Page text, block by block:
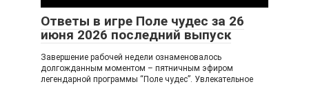
Ответы в игре Поле чудес за 26
июня 2026 последний выпуск
Завершение рабочей недели ознаменовалось
долгожданным моментом – пятничным эфиром
легендарной программы “Поле чудес”. Увлекательное